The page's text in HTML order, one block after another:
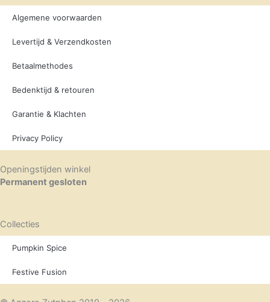
Algemene voorwaarden
Levertijd & Verzendkosten
Betaalmethodes
Bedenktijd & retouren
Garantie & Klachten
Privacy Policy
Openingstijden winkel
Permanent gesloten
Collecties
Pumpkin Spice
Festive Fusion